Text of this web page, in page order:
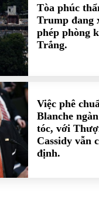
Tòa phúc
Trump đang
phép phòng
Trắng.
Việc phê
Blanche
tóc, với
Cassidy vẫn
định.